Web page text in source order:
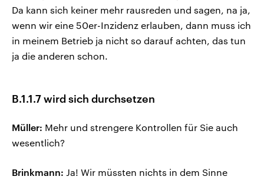
Da kann sich keiner mehr rausreden und sagen, na ja,
wenn wir eine 50er-Inzidenz erlauben, dann muss ich
in meinem Betrieb ja nicht so darauf achten, das tun
ja die anderen schon.
B.1.1.7 wird sich durchsetzen
Müller: Mehr und strengere Kontrollen für Sie auch
wesentlich?
Brinkmann: Ja! Wir müssten nichts in dem Sinne